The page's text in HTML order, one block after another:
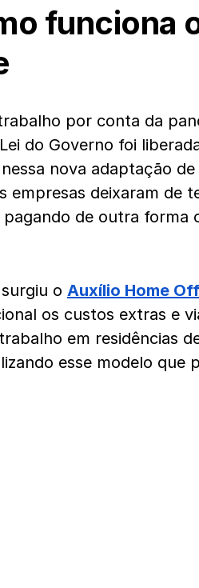
funciona
por conta da
do Governo foi
nova adaptação de
empresas deixaram de
de outra forma
o Auxílio Home
os custos extras e
em residências
esse modelo que